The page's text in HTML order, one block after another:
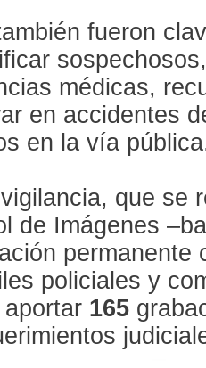
fueron
médicas,
en accidentes
en la vía
que se
de Imágenes
permanente
policiales y
165